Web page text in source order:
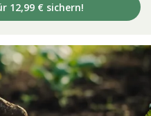
12,99 € sichern!